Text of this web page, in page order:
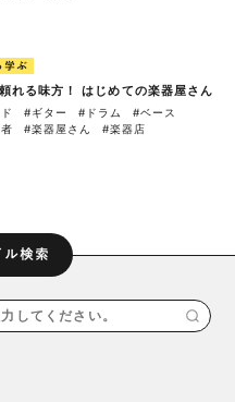
学ぶ
れる味方！ はじめての楽器屋さん
#ギター #ドラム
#ベース
#楽器屋さん #楽器店
ル検索